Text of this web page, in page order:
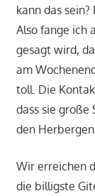
kann das
Also fange ich
gesagt wird,
am
toll. Die
dass sie große
den Herbergen
Wir erreichen
die billigste